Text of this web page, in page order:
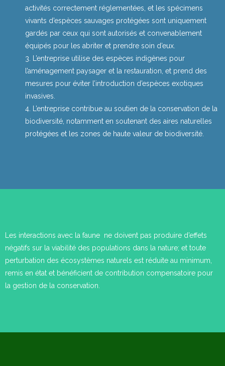
activités correctement réglementées, et les spécimens
vivants d’espèces sauvages protégées sont uniquement
gardés par ceux qui sont autorisés et convenablement
équipés pour les abriter et prendre soin d’eux.
L’entreprise utilise des espèces indigènes pour
l’aménagement paysager et la restauration, et prend des
mesures pour éviter l’introduction d’espèces exotiques
invasives.
L’entreprise contribue au soutien de la conservation de la
biodiversité, notamment en soutenant des aires naturelles
protégées et les zones de haute valeur de biodiversité.
Les interactions avec la faune ne doivent pas produire d’effets
négatifs sur la viabilité des populations dans la nature; et toute
perturbation des écosystèmes naturels est réduite au minimum,
remis en état et bénéficient de contribution compensatoire pour
la gestion de la conservation.